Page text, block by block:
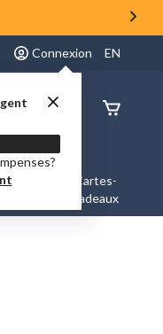
Connexion EN
Cartes-
cadeaux